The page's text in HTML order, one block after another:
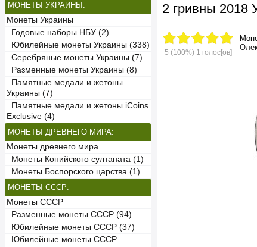
МОНЕТЫ УКРАИНЫ:
Монеты Украины
Годовые наборы НБУ (2)
Юбилейные монеты Украины (338)
Серебряные монеты Украины (7)
Разменные монеты Украины (8)
Памятные медали и жетоны
Украины (7)
Памятные медали и жетоны iCoins
Exclusive (4)
МОНЕТЫ ДРЕВНЕГО МИРА:
Монеты древнего мира
Монеты Конийского султаната (1)
Монеты Боспорского царства (1)
МОНЕТЫ СССР:
Монеты СССР
Разменные монеты СССР (94)
Юбилейные монеты СССР (37)
Юбилейные монеты СССР
2 гривны 2018
5 (100%) 1 голос[ов]